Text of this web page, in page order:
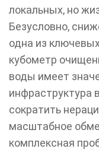
локальных, но
Безусловно,
одна из
кубометр
воды имеет
инфраструктура
сократить
масштабное
комплексная